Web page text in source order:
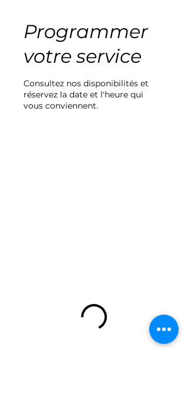
Programmer
votre service
Consultez nos disponibilités et
réservez la date et l'heure qui
vous conviennent.